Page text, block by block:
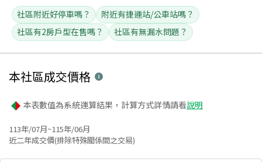
社區附近好停車嗎？
附近有捷運站/公車站嗎？
社區有2房戶型在售嗎？
社區有無漏水問題？
本社區成交價格
本表數值為系統運算結果，計算方式詳情請看說明
113年/07月~115年/06月
近二年成交價(排除特殊關係間之交易)